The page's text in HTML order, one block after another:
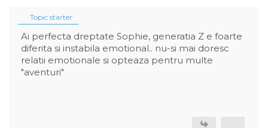
Topic starter
Ai perfecta dreptate Sophie, generatia Z e foarte
diferita si instabila emotional.. nu-si mai doresc
relatii emotionale si opteaza pentru multe
"aventuri"